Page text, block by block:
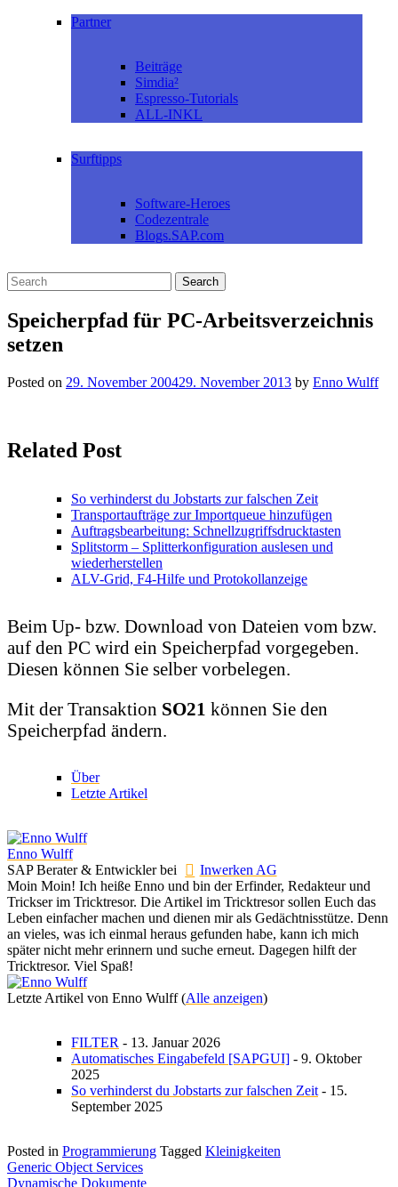
Partner
Beiträge
Simdia²
Espresso-Tutorials
ALL-INKL
Surftipps
Software-Heroes
Codezentrale
Blogs.SAP.com
Speicherpfad für PC-Arbeitsverzeichnis
setzen
Posted on 29. November 200429. November 2013 by Enno Wulff
Related Post
So verhinderst du Jobstarts zur falschen Zeit
Transportaufträge zur Importqueue hinzufügen
Auftragsbearbeitung: Schnellzugriffsdrucktasten
Splitstorm – Splitterkonfiguration auslesen und
wiederherstellen
ALV-Grid, F4-Hilfe und Protokollanzeige
Beim Up- bzw. Download von Dateien vom bzw.
auf den PC wird ein Speicherpfad vorgegeben.
Diesen können Sie selber vorbelegen.
Mit der Transaktion SO21 können Sie den
Speicherpfad ändern.
Über
Letzte Artikel
Enno Wulff
SAP Berater & Entwicklerbei
Inwerken AG
Moin Moin! Ich heiße Enno und bin der Erfinder, Redakteur und
Trickser im Tricktresor. Die Artikel im Tricktresor sollen Euch das
Leben einfacher machen und dienen mir als Gedächtnisstütze. Denn
an vieles, was ich einmal heraus gefunden habe, kann ich mich
später nicht mehr erinnern und suche erneut. Dagegen hilft der
Tricktresor. Viel Spaß!
Letzte Artikel von Enno Wulff(Alle anzeigen)
FILTER - 13. Januar 2026
Automatisches Eingabefeld [SAPGUI] - 9. Oktober
2025
So verhinderst du Jobstarts zur falschen Zeit - 15.
September 2025
Posted in Programmierung Tagged Kleinigkeiten
Beitragsnavigation
Generic Object Services
Dynamische Dokumente